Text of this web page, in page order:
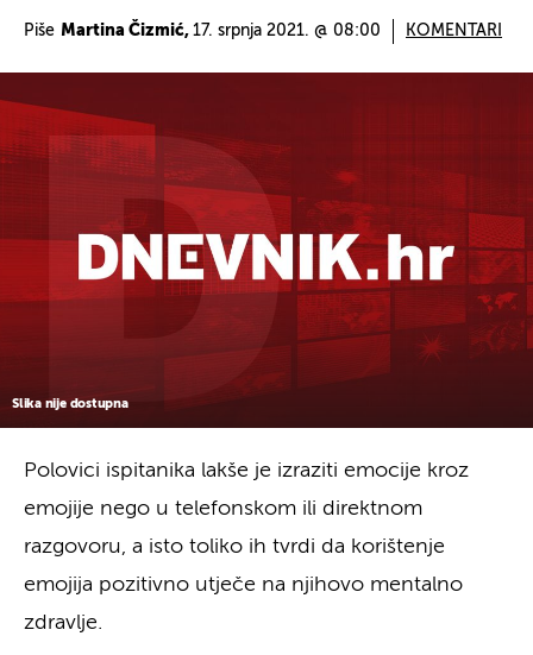
Piše Martina Čizmić, 17. srpnja 2021. @ 08:00 KOMENTARI
Slika nije dostupna
Polovici ispitanika lakše je izraziti emocije kroz
emojije nego u telefonskom ili direktnom
razgovoru, a isto toliko ih tvrdi da korištenje
emojija pozitivno utječe na njihovo mentalno
zdravlje.